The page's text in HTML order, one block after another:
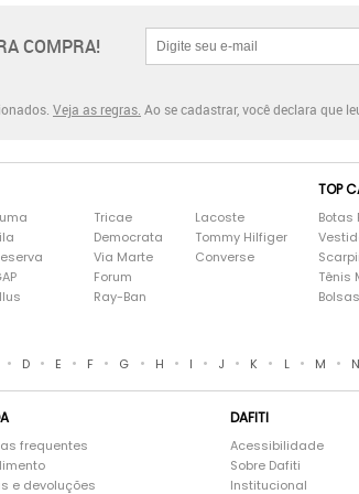
COMPRA!
Veja as regras. Ao se cadastrar, você declara que
Tricae
Democrata
Via Marte
Forum
Ray-Ban
Lacoste
Tommy Hilfiger
Converse
TOP
Botas
Tênis
Bolsas
• D • E • F • G • H • I • J • K • L • M • N
frequentes
e devoluções
DAFITI
Acessibilidade
Sobre Dafiti
Institucional